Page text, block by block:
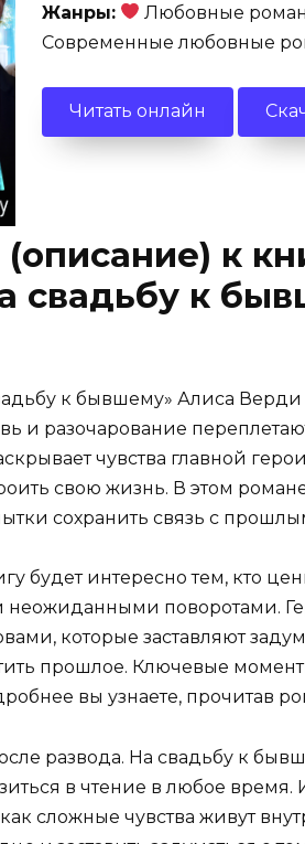
Жанры:
Любовные
Современные любовные
Читать онлайн
к
свадьбу к
к бывшему» Алиса
и разочарование
чувства главной
свою жизнь. В этом
сохранить связь с
будет интересно тем, кто
поворотами.
которые заставляют
прошлое. Ключевые
вы узнаете, прочитав
развода. На свадьбу к
в чтение в любое время.
сложные чувства живут